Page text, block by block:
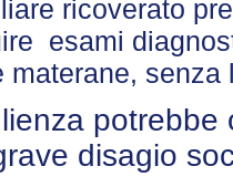
ricoverato
esami
materane,
disagio